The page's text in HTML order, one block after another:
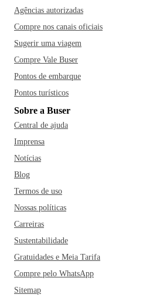
Agências autorizadas
Compre nos canais oficiais
Sugerir uma viagem
Compre Vale Buser
Pontos de embarque
Pontos turísticos
Sobre a Buser
Central de ajuda
Imprensa
Notícias
Blog
Termos de uso
Nossas políticas
Carreiras
Sustentabilidade
Gratuidades e Meia Tarifa
Compre pelo WhatsApp
Sitemap